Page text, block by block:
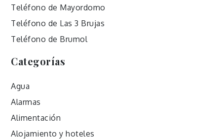
Teléfono de Mayordomo
Teléfono de Las 3 Brujas
Teléfono de Brumol
Categorías
Agua
Alarmas
Alimentación
Alojamiento y hoteles